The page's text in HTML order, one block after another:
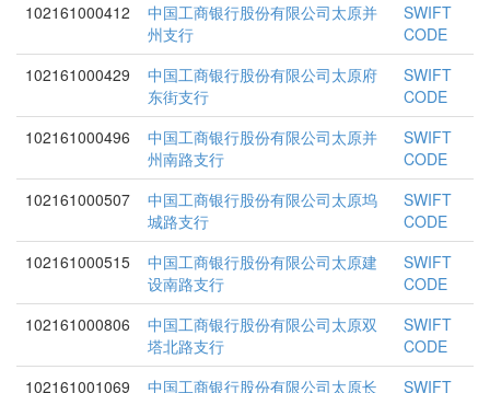
102161000412
中国工商银行股份有限公司太原并
州支行
SWIFT
CODE
102161000429
中国工商银行股份有限公司太原府
东街支行
SWIFT
CODE
102161000496
中国工商银行股份有限公司太原并
州南路支行
SWIFT
CODE
102161000507
中国工商银行股份有限公司太原坞
城路支行
SWIFT
CODE
102161000515
中国工商银行股份有限公司太原建
设南路支行
SWIFT
CODE
102161000806
中国工商银行股份有限公司太原双
塔北路支行
SWIFT
CODE
102161001069
中国工商银行股份有限公司太原长 SWIFT